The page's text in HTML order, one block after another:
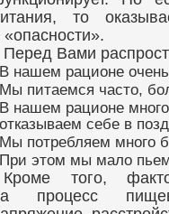
то
«опасности».
Перед Вами
В нашем рационе
Мы питаемся часто,
В нашем рационе
отказываем себе в
Мы потребляем много
При этом мы мало
Кроме того,
процесс